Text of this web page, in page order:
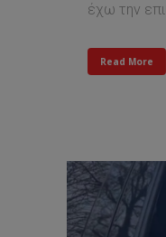
έχω την
Read More